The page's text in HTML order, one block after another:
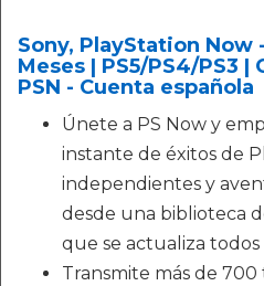
Sony, PlayStation Now
Meses | PS5/PS4/PS3
PSN - Cuenta española
Únete a PS Now y
instante de éxitos de
independientes y
desde una biblioteca
que se actualiza todos
Transmite más de